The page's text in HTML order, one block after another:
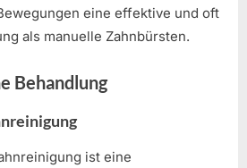
eine effektive und oft
als manuelle Zahnbürsten.
Behandlung
ist eine